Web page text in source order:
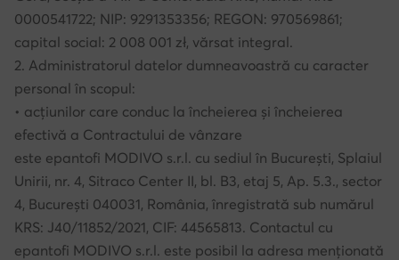
0000541722; NIP: 9291353356; REGON: 970569861;
capital social: 2 008 001 zł, vărsat integral.
2. Administratorul datelor dumneavoastră cu caracter
personal în scopul:
• acțiunilor care conduc la încheierea și încheierea
efectivă a Contractului de vânzare
este epantofi MODIVO s.r.l. cu sediul în București, Splaiul
Unirii, nr. 4, Sitraco Center II, bl. B3, etaj 5, Ap. 5.3., sector
4, București 040031, România, înregistrată sub numărul
KRS: J40/11852/2021, CIF: 44565813. Contactul cu
epantofi MODIVO s.r.l. este posibil la adresa menționată